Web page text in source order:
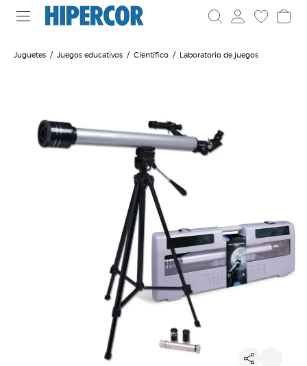
Juguetes Juegos educativos Científico Laboratorio de juegos